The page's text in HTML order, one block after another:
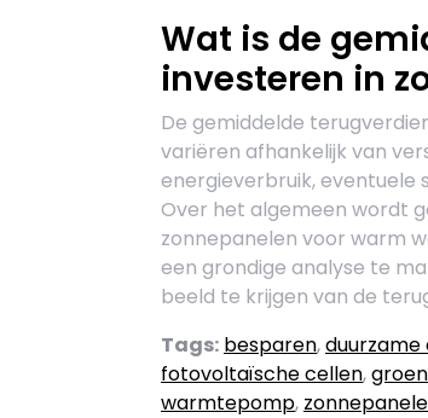
Wat is de
investeren in
De gemiddelde
variëren afhankelijk van
energieverbruik, eventuele
Over het algemeen wordt
zonnepanelen voor warm
een grondige analyse te
beeld te krijgen van de
Tags: besparen,duurzame
fotovoltaïsche cellen,
warmtepomp,